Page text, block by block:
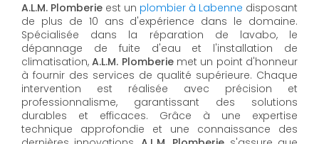
A.L.M. Plomberie est un plombier à Labenne disposant
de plus de 10 ans d'expérience dans le domaine.
Spécialisée dans la réparation de lavabo, le
dépannage de fuite d'eau et l'installation de
climatisation,A.L.M. Plomberiemet un point d'honneur
à fournir des services de qualité supérieure. Chaque
intervention est réalisée avec précision et
professionnalisme, garantissant des solutions
durables et efficaces. Grâce à une expertise
technique approfondie et une connaissance des